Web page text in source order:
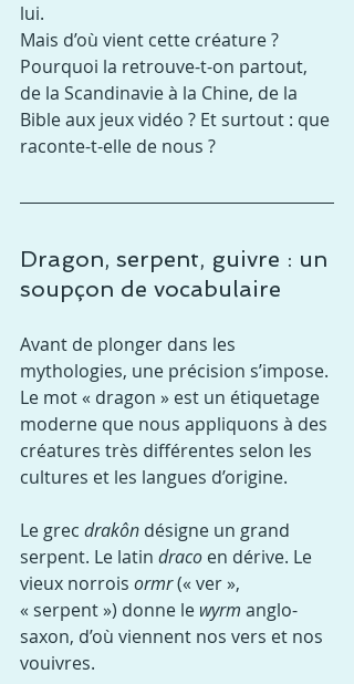
lui.
Mais d’où vient cette créature ?
Pourquoi la retrouve-t-on partout,
de la Scandinavie à la Chine, de la
Bible aux jeux vidéo ? Et surtout : que
raconte-t-elle de nous ?
Dragon, serpent, guivre : un
soupçon de vocabulaire
Avant de plonger dans les
mythologies, une précision s’impose.
Le mot « dragon » est un étiquetage
moderne que nous appliquons à des
créatures très différentes selon les
cultures et les langues d’origine.
Le grec drakôn désigne un grand
serpent. Le latin draco en dérive. Le
vieux norrois ormr (« ver »,
« serpent ») donne le wyrm anglo-
saxon, d’où viennent nos vers et nos
vouivres.